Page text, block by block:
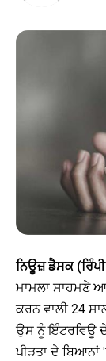
ਨਿਊਜ਼ ਡੈਸਕ
ਮਾਮਲਾ ਸਾਹਮਣੇ ਆ
ਕਰਨ ਵਾਲੀ 24
ਉਸ ਨੂੰ ਇੰਟਰਵਿਊ ਦੇ
ਪੀੜਤਾ ਦੇ